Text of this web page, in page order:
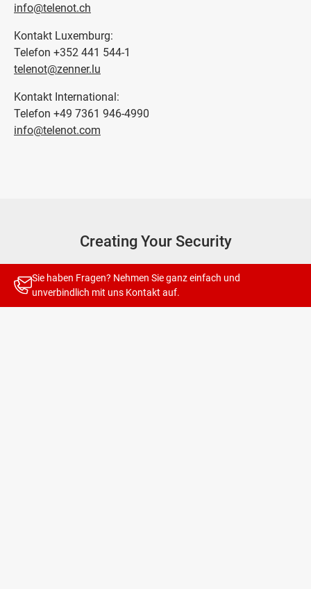
Sie haben Fragen? Nehmen Sie ganz einfach und
unverbindlich mit uns Kontakt auf.
info@telenot.ch
Kontakt Luxemburg:
Telefon +352 441 544-1
telenot@zenner.lu
Kontakt International:
Telefon +49 7361 946-4990
info@telenot.com
Creating Your Security